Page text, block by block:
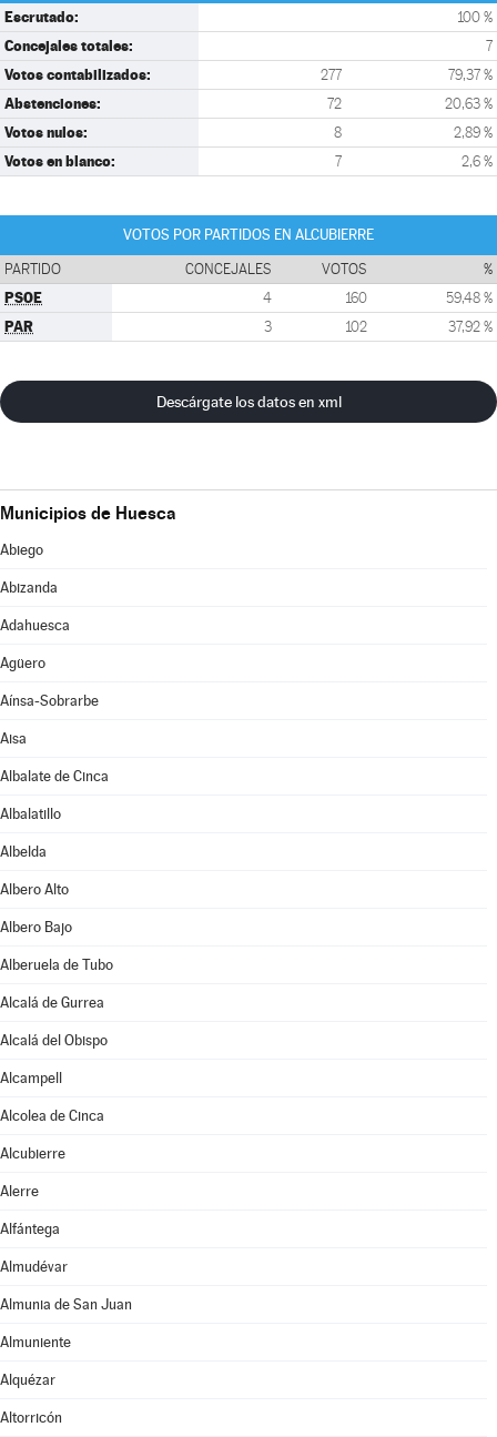
Escrutado: 100 %
Concejales totales: 7
Votos contabilizados: 277 79,37 %
Abstenciones: 72 20,63 %
Votos nulos: 8 2,89 %
Votos en blanco: 7 2,6 %
VOTOS POR PARTIDOS EN ALCUBIERRE
PARTIDO CONCEJALES VOTOS %
PSOE 4 160 59,48 %
PAR 3 102 37,92 %
Descárgate los datos en xml
Municipios de Huesca
Abiego
Abizanda
Adahuesca
Agüero
Aínsa-Sobrarbe
Aisa
Albalate de Cinca
Albalatillo
Albelda
Albero Alto
Albero Bajo
Alberuela de Tubo
Alcalá de Gurrea
Alcalá del Obispo
Alcampell
Alcolea de Cinca
Alcubierre
Alerre
Alfántega
Almudévar
Almunia de San Juan
Almuniente
Alquézar
Altorricón